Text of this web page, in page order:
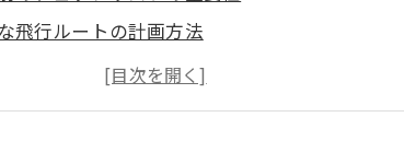
飛行ルートの計画方法
と気象条件を考慮した飛行判断
ンのバッテリー寿命を最大化する方法